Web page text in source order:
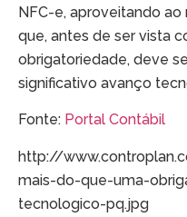
NFC-e, aproveitando
que, antes de ser vista
obrigatoriedade, deve
significativo avanço
Fonte: Portal Contábil
http://
mais-do-que-uma-
tecnologico-pq.jpg